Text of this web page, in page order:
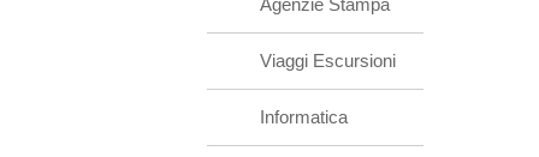
Agenzie Stampa
Viaggi Escursioni
Informatica